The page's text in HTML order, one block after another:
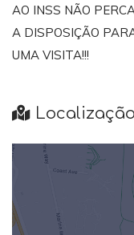
AO INSS NÃO
A DISPOSIÇÃO
UMA VISITA!!!
Localização